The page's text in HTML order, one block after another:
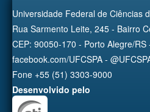
Universidade Federal de Ciências
Rua Sarmento Leite, 245 - Bairro
CEP: 90050-170 - Porto Alegre/RS
facebook.com/UFCSPA -
Fone +55 (51) 3303-9000
Desenvolvido pelo